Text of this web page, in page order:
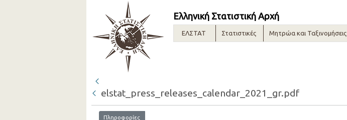
Ελληνική Στατιστική Αρχή
ΕΛΣΤΑΤ Στατιστικές Μητρώα και Ταξινομήσεις
elstat_press_releases_calendar_2021_gr.pdf
Πληροφορίες